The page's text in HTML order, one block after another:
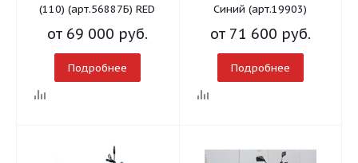
(110) (арт.56887Б) RED
от 69 000 руб.
Подробнее
Синий (арт.19903)
от 71 600 руб.
Подробнее